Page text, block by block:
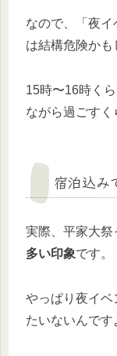
なので、「夜イ
は結構危険かも
15時〜16時く
ながら過ごす
宿泊込み
実際、平家大祭
多い印象です。
やっぱり夜イベ
たいないんです